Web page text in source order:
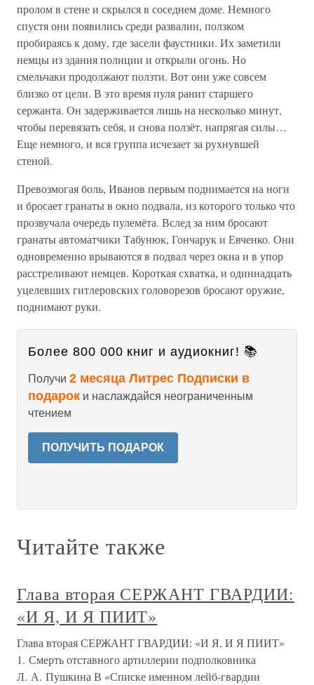
пролом в стене и скрылся в соседнем доме. Немного
спустя они появились среди развалин, ползком
пробираясь к дому, где засели фаустники. Их заметили
немцы из здания полиции и открыли огонь. Но
смельчаки продолжают ползти. Вот они уже совсем
близко от цели. В это время пуля ранит старшего
сержанта. Он задерживается лишь на несколько минут,
чтобы перевязать себя, и снова ползёт, напрягая силы…
Еще немного, и вся группа исчезает за рухнувшей
стеной.
Превозмогая боль, Иванов первым поднимается на ноги
и бросает гранаты в окно подвала, из которого только что
прозвучала очередь пулемёта. Вслед за ним бросают
гранаты автоматчики Табунюк, Гончарук и Евченко. Они
одновременно врываются в подвал через окна и в упор
расстреливают немцев. Короткая схватка, и одиннадцать
уцелевших гитлеровских головорезов бросают оружие,
поднимают руки.
Более 800 000 книг и аудиокниг! 📚
Получи 2 месяца Литрес Подписки в
подарок и наслаждайся неограниченным
чтением
ПОЛУЧИТЬ ПОДАРОК
Читайте также
Глава вторая СЕРЖАНТ ГВАРДИИ:
«И Я, И Я ПИИТ»
Глава вторая СЕРЖАНТ ГВАРДИИ: «И Я, И Я ПИИТ»
1. Смерть отставного артиллерии подполковника
Л. А. Пушкина В «Списке именном лейб-гвардии